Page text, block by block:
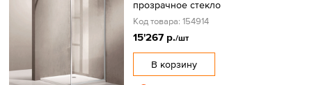
прозрачное стекло
Код товара: 154914
15'267 р./шт
В корзину